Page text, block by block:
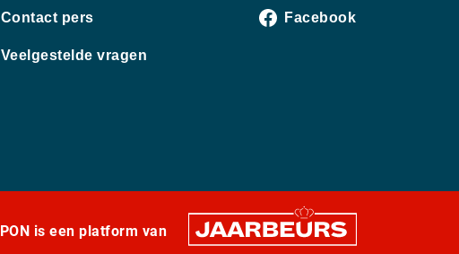
Contact pers
Veelgestelde vragen
Facebook
IPON is een platform van